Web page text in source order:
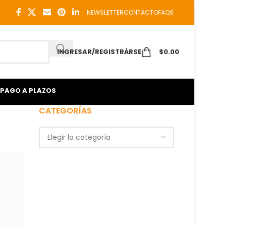
NEWSLETTERCONTACTOFAQS
INGRESAR/REGISTRÁRSE $0.00
PAGO A PLAZOS
CATEGORÍAS